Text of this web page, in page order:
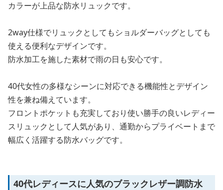
カラーが上品な防水リュックです。
2way仕様でリュックとしてもショルダーバッグとしても
使える便利なデザインです。
防水加工を施した素材で雨の日も安心です。
40代女性の多様なシーンに対応できる機能性とデザイン
性を兼ね備えています。
フロントポケットも充実しており使い勝手の良いレディー
スリュックとして人気があり、通勤からプライベートまで
幅広く活躍する防水バッグです。
40代レディースに人気のブラックレザー調防水